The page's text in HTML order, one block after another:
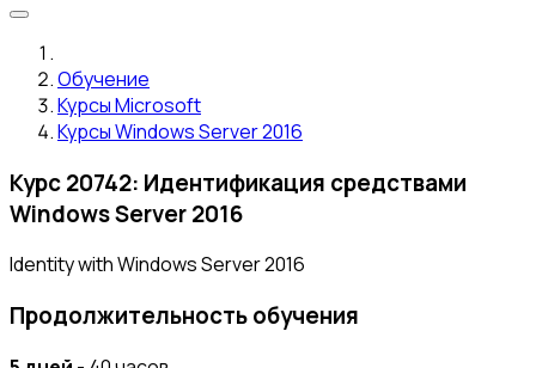
Обучение
Курсы Microsoft
Курсы Windows Server 2016
Курс 20742: Идентификация средствами
Windows Server 2016
Identity with Windows Server 2016
Продолжительность обучения